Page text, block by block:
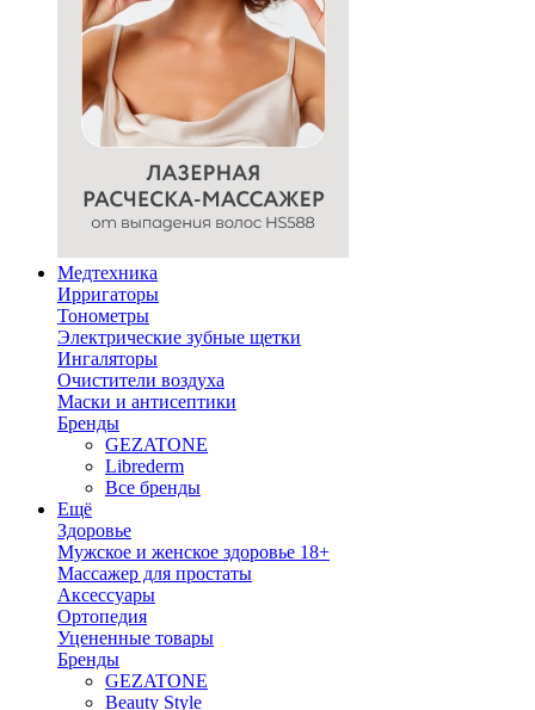
Медтехника
Ирригаторы
Тонометры
Электрические зубные щетки
Ингаляторы
Очистители воздуха
Маски и антисептики
Бренды
GEZATONE
Librederm
Все бренды
Ещё
Здоровье
Мужское и женское здоровье 18+
Массажер для простаты
Аксессуары
Ортопедия
Уцененные товары
Бренды
GEZATONE
Beauty Style